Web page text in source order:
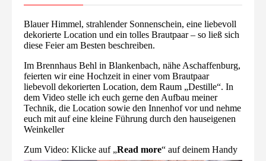
Blauer Himmel, strahlender Sonnenschein, eine liebevoll
dekorierte Location und ein tolles Brautpaar – so ließ sich
diese Feier am Besten beschreiben.
Im Brennhaus Behl in Blankenbach, nähe Aschaffenburg,
feierten wir eine Hochzeit in einer vom Brautpaar
liebevoll dekorierten Location, dem Raum „Destille“. In
dem Video stelle ich euch gerne den Aufbau meiner
Technik, die Location sowie den Innenhof vor und nehme
euch mit auf eine kleine Führung durch den hauseigenen
Weinkeller
Zum Video: Klicke auf „Read more“ auf deinem Handy